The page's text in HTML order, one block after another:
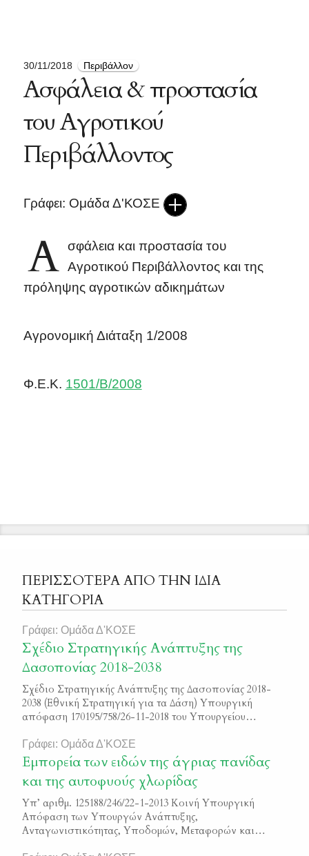
30/11/2018 Περιβάλλον
Ασφάλεια & προστασία
του Αγροτικού
Περιβάλλοντος
Γράφει: Ομάδα Δ'ΚΟΣΕ
Α
σφάλεια και προστασία του
Αγροτικού Περιβάλλοντος και της
πρόληψης αγροτικών αδικημάτων
Αγρονομική Διάταξη 1/2008
Φ.Ε.Κ. 1501/Β/2008
ΠΕΡΙΣΣΟΤΕΡΑ ΑΠΟ ΤΗΝ ΙΔΙΑ
ΚΑΤΗΓΟΡΙΑ
Γράφει: Ομάδα Δ'ΚΟΣΕ
Σχέδιο Στρατηγικής Ανάπτυξης της
Δασοπονίας 2018-2038
Σχέδιο Στρατηγικής Ανάπτυξης της Δασοπονίας 2018-
2038 (Εθνική Στρατηγική για τα Δάση) Υπουργική
απόφαση 170195/758/26-11-2018 του Υπουργείου
Γράφει: Ομάδα Δ'ΚΟΣΕ
Εμπορεία των ειδών της άγριας πανίδας
και της αυτοφυούς χλωρίδας
Υπ’ αριθμ. 125188/246/22-1-2013 Κοινή Υπουργική
Απόφαση των Υπουργών Ανάπτυξης,
Ανταγωνιστικότητας, Υποδομών, Μεταφορών και